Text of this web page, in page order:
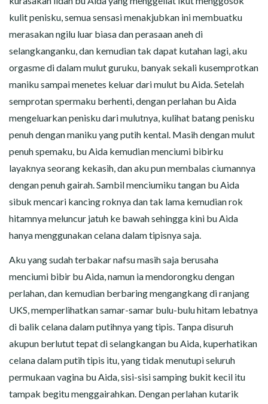
kulit penisku, semua sensasi menakjubkan ini membuatku
merasakan ngilu luar biasa dan perasaan aneh di
selangkanganku, dan kemudian tak dapat kutahan lagi, aku
orgasme di dalam mulut guruku, banyak sekali kusemprotkan
maniku sampai menetes keluar dari mulut bu Aida. Setelah
semprotan spermaku berhenti, dengan perlahan bu Aida
mengeluarkan penisku dari mulutnya, kulihat batang penisku
penuh dengan maniku yang putih kental. Masih dengan mulut
penuh spemaku, bu Aida kemudian menciumi bibirku
layaknya seorang kekasih, dan aku pun membalas ciumannya
dengan penuh gairah. Sambil menciumiku tangan bu Aida
sibuk mencari kancing roknya dan tak lama kemudian rok
hitamnya meluncur jatuh ke bawah sehingga kini bu Aida
hanya menggunakan celana dalam tipisnya saja.
Aku yang sudah terbakar nafsu masih saja berusaha
menciumi bibir bu Aida, namun ia mendorongku dengan
perlahan, dan kemudian berbaring mengangkang di ranjang
UKS, memperlihatkan samar-samar bulu-bulu hitam lebatnya
di balik celana dalam putihnya yang tipis. Tanpa disuruh
akupun berlutut tepat di selangkangan bu Aida, kuperhatikan
celana dalam putih tipis itu, yang tidak menutupi seluruh
permukaan vagina bu Aida, sisi-sisi samping bukit kecil itu
tampak begitu menggairahkan. Dengan perlahan kutarik